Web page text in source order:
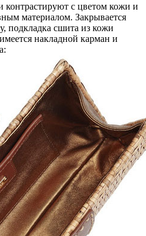
контрастируют с цветом кожи и
материалом. Закрывается
подкладка сшита из кожи
накладной карман и